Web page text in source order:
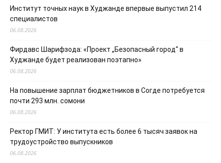
Институт точных наук в Худжанде впервые выпустил 214
специалистов
06.08.2026
Фирдавс Шарифзода: «Проект „Безопасный город“ в
Худжанде будет реализован поэтапно»
06.08.2026
На повышение зарплат бюджетников в Согде потребуется
почти 293 млн. сомони
06.08.2026
Ректор ГМИТ: У института есть более 6 тысяч заявок на
трудоустройство выпускников
06.08.2026